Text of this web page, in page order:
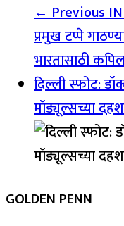
← Previous
प्रमुख टप्पे
भारतासाठी
दिल्ली स्फोट:
मॉड्यूल्सच्या
GOLDEN PENN